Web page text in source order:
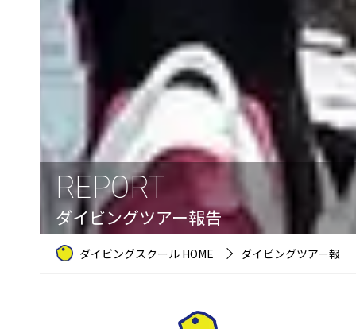
REPORT
ダイビングツアー報告
ダイビングスクール HOME ダイビングツアー報告